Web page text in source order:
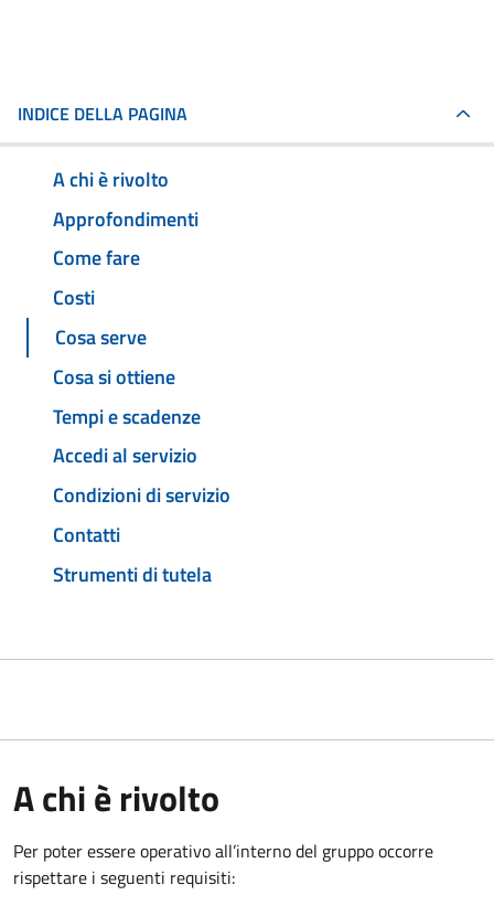
INDICE DELLA PAGINA
A chi è rivolto
Approfondimenti
Come fare
Costi
Cosa serve
Cosa si ottiene
Tempi e scadenze
Accedi al servizio
Condizioni di servizio
Contatti
Strumenti di tutela
A chi è rivolto
Per poter essere operativo all’interno del gruppo occorre
rispettare i seguenti requisiti: